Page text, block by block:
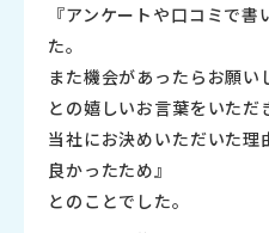
『アンケートや口コミで
た。
また機会があったらお願い
との嬉しいお言葉をいただ
当社にお決めいただいた
良かったため』
とのことでした。